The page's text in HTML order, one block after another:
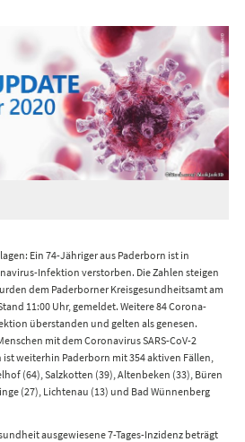
Ein 74-Jähriger aus Paderborn ist in
Infektion verstorben. Die Zahlen steigen
dem Paderborner Kreisgesundheitsamt am
11:00 Uhr, gemeldet. Weitere 84 Corona-
überstanden und gelten als genesen.
mit dem Coronavirus SARS-CoV-2
weiterhin Paderborn mit 354 aktiven Fällen,
(64), Salzkotten (39), Altenbeken (33), Büren
(27), Lichtenau (13) und Bad Wünnenberg
ausgewiesene 7-Tages-Inzidenz beträgt